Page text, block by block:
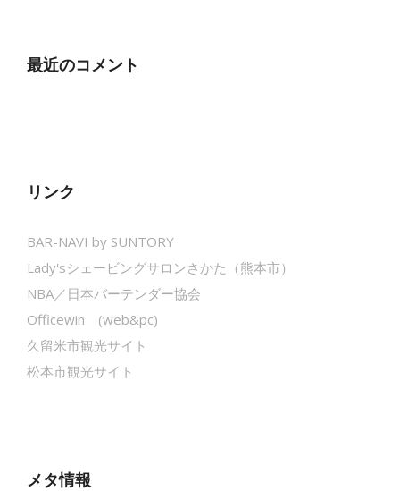
最近のコメント
リンク
BAR-NAVI by SUNTORY
Lady'sシェービングサロンさかた（熊本市）
NBA／日本バーテンダー協会
Officewin (web&pc)
久留米市観光サイト
松本市観光サイト
メタ情報